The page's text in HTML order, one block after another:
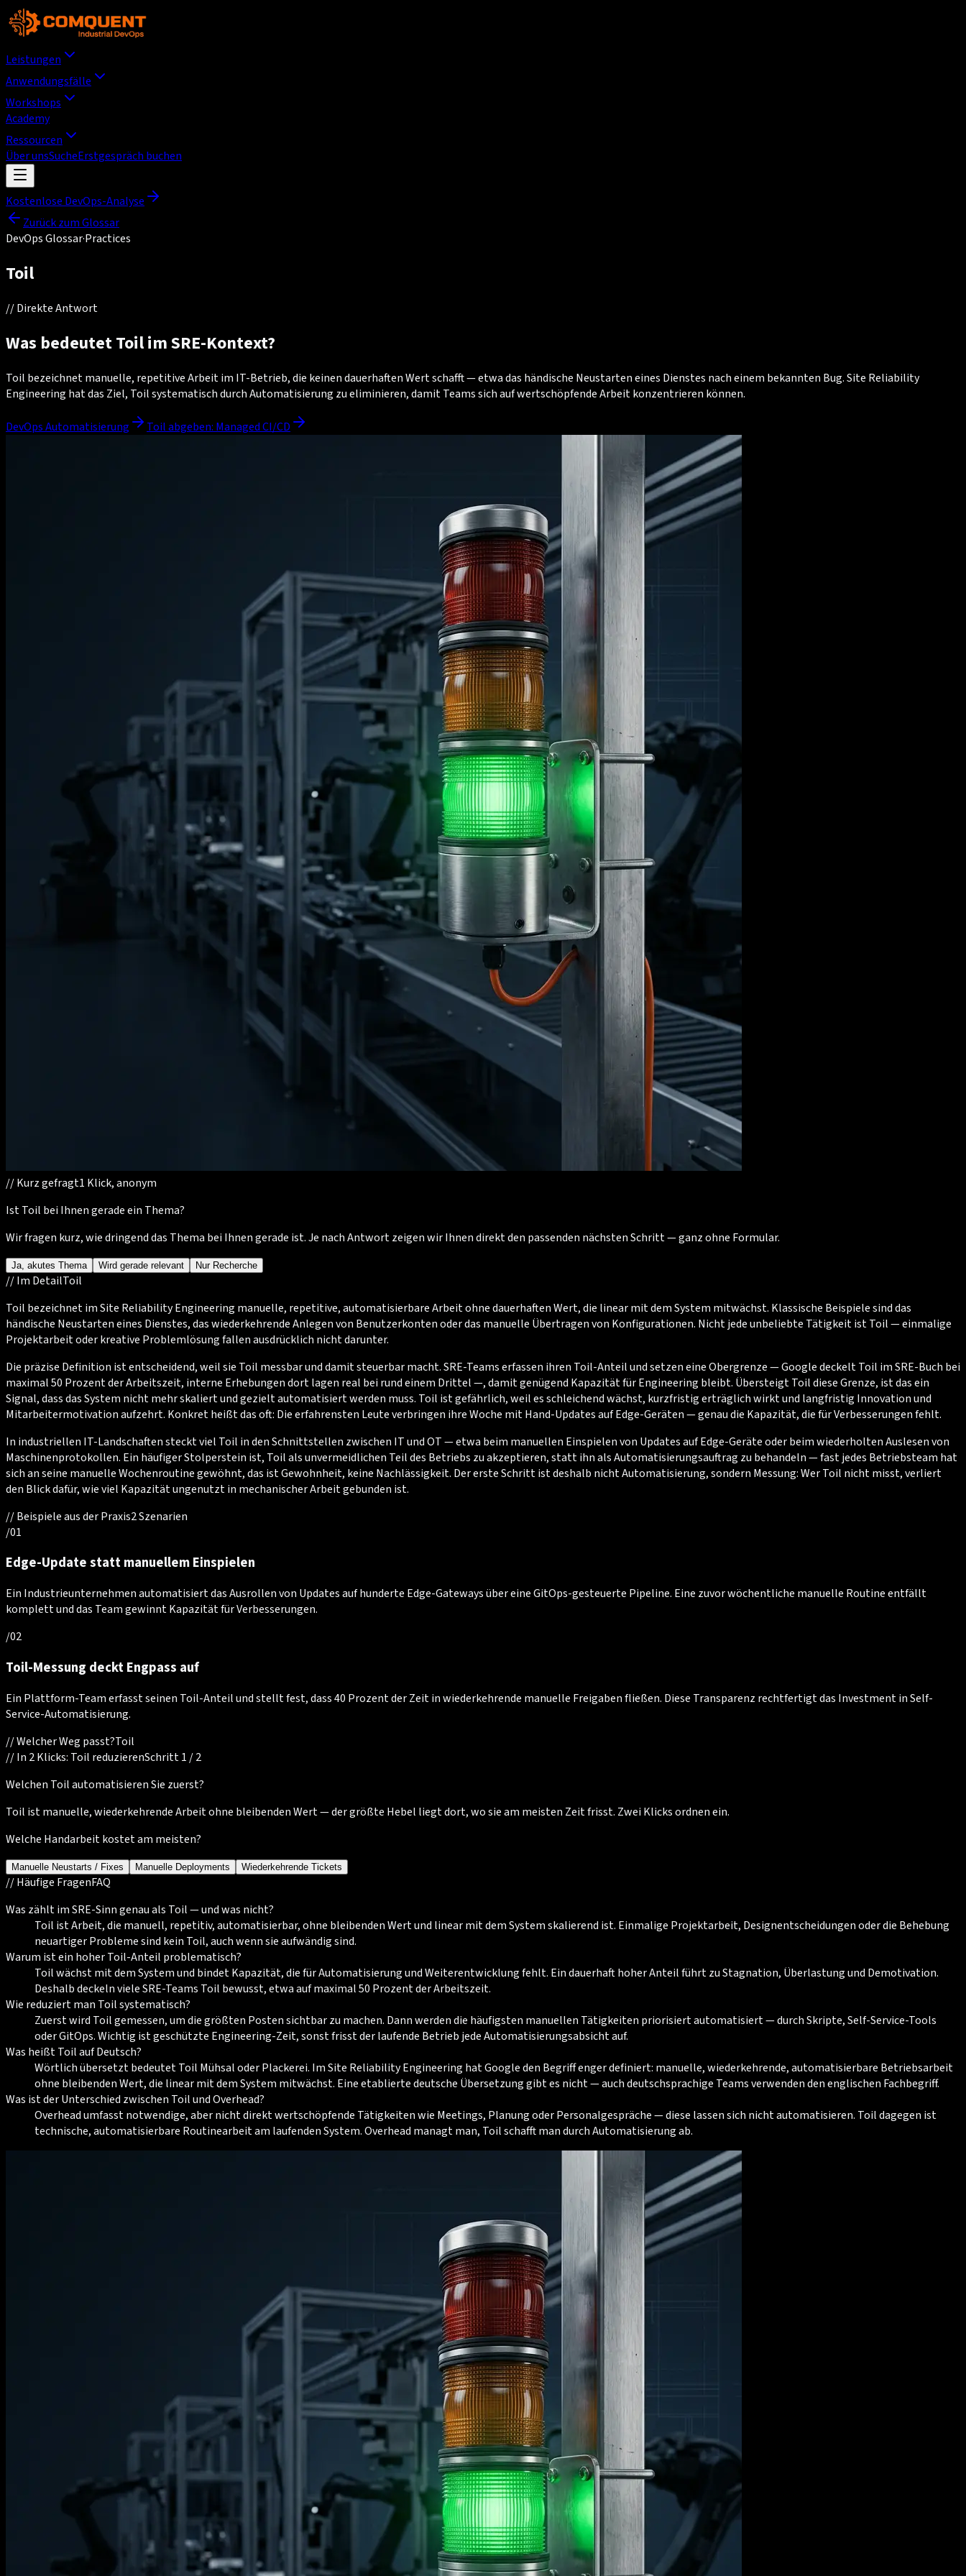
Leistungen
Anwendungsfälle
Workshops
Academy
Ressourcen
Über unsSucheErstgespräch buchen
Kostenlose DevOps-Analyse
Zurück zum Glossar
DevOps Glossar·Practices
Toil
//Direkte Antwort
Was bedeutet Toil im SRE-Kontext?
Toil bezeichnet manuelle, repetitive Arbeit im IT-Betrieb, die keinen dauerhaften Wert schafft — etwa das händische Neustarten eines Dienstes nach einem bekannten Bug. Site Reliability
Engineering hat das Ziel, Toil systematisch durch Automatisierung zu eliminieren, damit Teams sich auf wertschöpfende Arbeit konzentrieren können.
DevOps Automatisierung Toil abgeben: Managed CI/CD
//Kurz gefragt1 Klick, anonym
Ist Toil bei Ihnen gerade ein Thema?
Wir fragen kurz, wie dringend das Thema bei Ihnen gerade ist. Je nach Antwort zeigen wir Ihnen direkt den passenden nächsten Schritt — ganz ohne Formular.
Ja, akutes Thema Wird gerade relevant Nur Recherche
//Im DetailToil
Toil bezeichnet im Site Reliability Engineering manuelle, repetitive, automatisierbare Arbeit ohne dauerhaften Wert, die linear mit dem System mitwächst. Klassische Beispiele sind das
händische Neustarten eines Dienstes, das wiederkehrende Anlegen von Benutzerkonten oder das manuelle Übertragen von Konfigurationen. Nicht jede unbeliebte Tätigkeit ist Toil — einmalige
Projektarbeit oder kreative Problemlösung fallen ausdrücklich nicht darunter.
Die präzise Definition ist entscheidend, weil sie Toil messbar und damit steuerbar macht. SRE-Teams erfassen ihren Toil-Anteil und setzen eine Obergrenze — Google deckelt Toil im SRE-Buch bei
maximal 50 Prozent der Arbeitszeit, interne Erhebungen dort lagen real bei rund einem Drittel —, damit genügend Kapazität für Engineering bleibt. Übersteigt Toil diese Grenze, ist das ein
Signal, dass das System nicht mehr skaliert und gezielt automatisiert werden muss. Toil ist gefährlich, weil es schleichend wächst, kurzfristig erträglich wirkt und langfristig Innovation und
Mitarbeitermotivation aufzehrt. Konkret heißt das oft: Die erfahrensten Leute verbringen ihre Woche mit Hand-Updates auf Edge-Geräten — genau die Kapazität, die für Verbesserungen fehlt.
In industriellen IT-Landschaften steckt viel Toil in den Schnittstellen zwischen IT und OT — etwa beim manuellen Einspielen von Updates auf Edge-Geräte oder beim wiederholten Auslesen von
Maschinenprotokollen. Ein häufiger Stolperstein ist, Toil als unvermeidlichen Teil des Betriebs zu akzeptieren, statt ihn als Automatisierungsauftrag zu behandeln — fast jedes Betriebsteam hat
sich an seine manuelle Wochenroutine gewöhnt, das ist Gewohnheit, keine Nachlässigkeit. Der erste Schritt ist deshalb nicht Automatisierung, sondern Messung: Wer Toil nicht misst, verliert
den Blick dafür, wie viel Kapazität ungenutzt in mechanischer Arbeit gebunden ist.
//Beispiele aus der Praxis2Szenarien
/01
Edge-Update statt manuellem Einspielen
Ein Industrieunternehmen automatisiert das Ausrollen von Updates auf hunderte Edge-Gateways über eine GitOps-gesteuerte Pipeline. Eine zuvor wöchentliche manuelle Routine entfällt
komplett und das Team gewinnt Kapazität für Verbesserungen.
/02
Toil-Messung deckt Engpass auf
Ein Plattform-Team erfasst seinen Toil-Anteil und stellt fest, dass 40 Prozent der Zeit in wiederkehrende manuelle Freigaben fließen. Diese Transparenz rechtfertigt das Investment in Self-
Service-Automatisierung.
//Welcher Weg passt?Toil
//In 2 Klicks: Toil reduzierenSchritt 1 / 2
Welchen Toil automatisieren Sie zuerst?
Toil ist manuelle, wiederkehrende Arbeit ohne bleibenden Wert — der größte Hebel liegt dort, wo sie am meisten Zeit frisst. Zwei Klicks ordnen ein.
Welche Handarbeit kostet am meisten?
Manuelle Neustarts / Fixes Manuelle Deployments Wiederkehrende Tickets
//Häufige FragenFAQ
Was zählt im SRE-Sinn genau als Toil — und was nicht?
Toil ist Arbeit, die manuell, repetitiv, automatisierbar, ohne bleibenden Wert und linear mit dem System skalierend ist. Einmalige Projektarbeit, Designentscheidungen oder die Behebung
neuartiger Probleme sind kein Toil, auch wenn sie aufwändig sind.
Warum ist ein hoher Toil-Anteil problematisch?
Toil wächst mit dem System und bindet Kapazität, die für Automatisierung und Weiterentwicklung fehlt. Ein dauerhaft hoher Anteil führt zu Stagnation, Überlastung und Demotivation.
Deshalb deckeln viele SRE-Teams Toil bewusst, etwa auf maximal 50 Prozent der Arbeitszeit.
Wie reduziert man Toil systematisch?
Zuerst wird Toil gemessen, um die größten Posten sichtbar zu machen. Dann werden die häufigsten manuellen Tätigkeiten priorisiert automatisiert — durch Skripte, Self-Service-Tools
oder GitOps. Wichtig ist geschützte Engineering-Zeit, sonst frisst der laufende Betrieb jede Automatisierungsabsicht auf.
Was heißt Toil auf Deutsch?
Wörtlich übersetzt bedeutet Toil Mühsal oder Plackerei. Im Site Reliability Engineering hat Google den Begriff enger definiert: manuelle, wiederkehrende, automatisierbare Betriebsarbeit
ohne bleibenden Wert, die linear mit dem System mitwächst. Eine etablierte deutsche Übersetzung gibt es nicht — auch deutschsprachige Teams verwenden den englischen Fachbegriff.
Was ist der Unterschied zwischen Toil und Overhead?
Overhead umfasst notwendige, aber nicht direkt wertschöpfende Tätigkeiten wie Meetings, Planung oder Personalgespräche — diese lassen sich nicht automatisieren. Toil dagegen ist
technische, automatisierbare Routinearbeit am laufenden System. Overhead managt man, Toil schafft man durch Automatisierung ab.